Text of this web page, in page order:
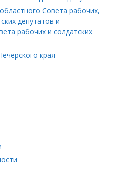
Совета рабочих,
депутатов и
рабочих и солдатских
края